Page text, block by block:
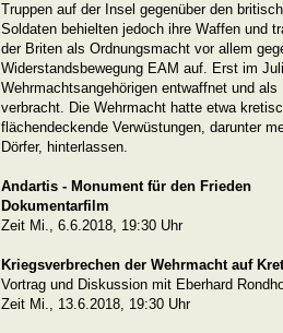
Truppen auf der Insel gegenüber den
Soldaten behielten jedoch ihre Waffen und
der Briten als Ordnungsmacht vor allem
Widerstandsbewegung EAM auf. Erst im
Wehrmachtsangehörigen entwaffnet und
verbracht. Die Wehrmacht hatte etwa
flächendeckende Verwüstungen, darunter
Dörfer, hinterlassen.
Andartis - Monument für den Frieden
Dokumentarfilm
Zeit Mi., 6.6.2018, 19:30 Uhr
Kriegsverbrechen der Wehrmacht auf
Vortrag und Diskussion mit Eberhard
Zeit Mi., 13.6.2018, 19:30 Uhr